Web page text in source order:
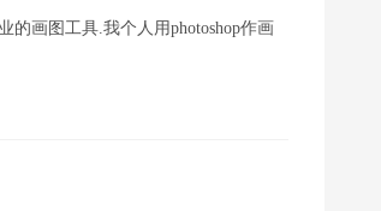
的画图工具.我个人用photoshop作画